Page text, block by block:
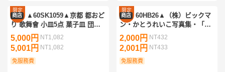
限定
優惠
商店 ▲60SK1059▲京都 都おど
り 歌舞會 小皿5点 菓子皿 団子
皿 都をどり 京焼 清水焼
5,000円 NT1,082
5,001円 NT1,082
免服務費
限定
優惠
商店 60HB26▲（株）ビックマ
ン・かとうれいこ写真集・「愛
してくださいますか。」・山
岸 伸撮影・平成3年6月初版
2,000円 NT432
2,001円 NT433
免服務費